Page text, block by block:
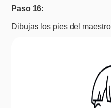
Paso 16:
Dibujas los pies del maestro.